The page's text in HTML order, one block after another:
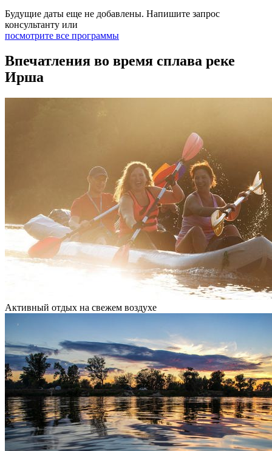
Будущие даты еще не добавлены. Напишите запрос
консультанту или
посмотрите все программы
Впечатления во время сплава реке
Ирша
Активный отдых на свежем воздухе